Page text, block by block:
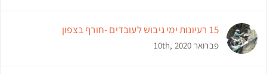
15 רעיונות ימי גיבוש לעובדים -חורף בצפון
פברואר 10th, 2020